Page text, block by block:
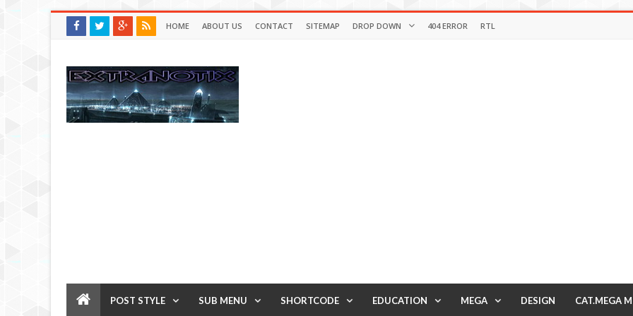
HOME ABOUT US CONTACT SITEMAP DROP DOWN 404 ERROR RTL
POST STYLE SUB MENU SHORTCODE EDUCATION MEGA DESIGN CAT.MEGA